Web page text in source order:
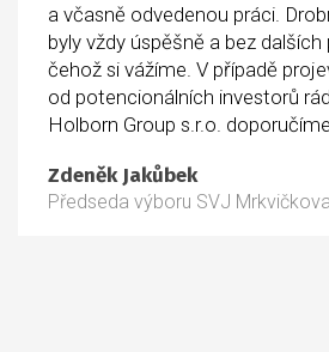
a včasně odvedenou práci.
byly vždy úspěšně a bez
čehož si vážíme. V případě
od potencionálních investorů
Holborn Group s.r.o. doporučíme.
Zdeněk Jakůbek
Předseda výboru SVJ Mrkvičkova